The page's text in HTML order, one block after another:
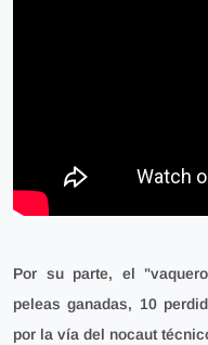
Por su parte, el
peleas ganadas, 10
por la vía del nocaut